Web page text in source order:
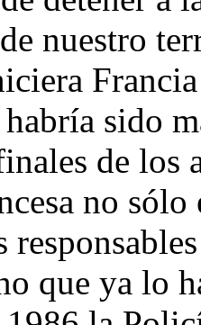
nuestro
sido
de
no sólo
que ya lo